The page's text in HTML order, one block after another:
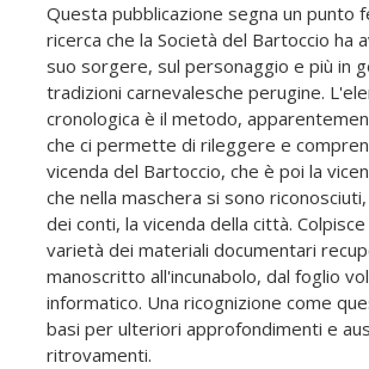
Questa pubblicazione segna un punto
ricerca che la Società del Bartoccio ha
suo sorgere, sul personaggio e più in
tradizioni carnevalesche perugine.
cronologica è il metodo,
che ci permette di rileggere e
vicenda del Bartoccio, che è poi la
che nella maschera si sono
dei conti, la vicenda della città.
varietà dei materiali documentari
manoscritto all'incunabolo, dal foglio
informatico. Una ricognizione come
basi per ulteriori approfondimenti e
ritrovamenti.